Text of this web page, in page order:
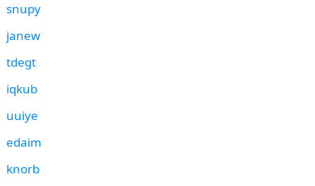
snupy
janew
tdegt
iqkub
uuiye
edaim
knorb